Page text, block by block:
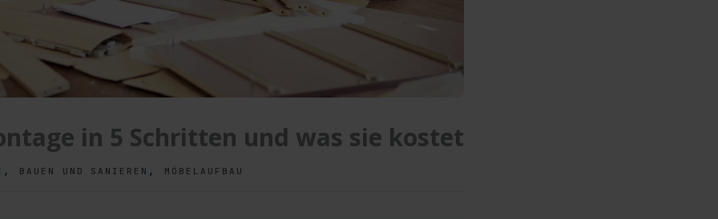
in 5 Schritten und was sie kostet
, BAUEN UND SANIEREN , MÖBELAUFBAU